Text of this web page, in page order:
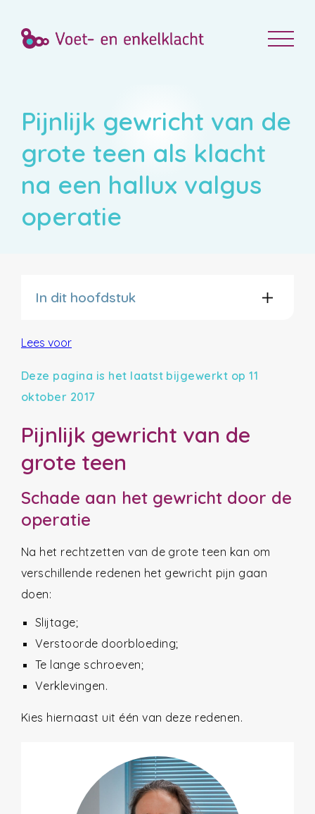
Pijnlijk gewricht van de
grote teen als klacht
na een hallux valgus
operatie
In dit hoofdstuk
Lees voor
Deze pagina is het laatst bijgewerkt op 11
oktober 2017
Pijnlijk gewricht van de
grote teen
Schade aan het gewricht door de
operatie
Na het rechtzetten van de grote teen kan om
verschillende redenen het gewricht pijn gaan
doen:
Slijtage;
Verstoorde doorbloeding;
Te lange schroeven;
Verklevingen.
Kies hiernaast uit één van deze redenen.